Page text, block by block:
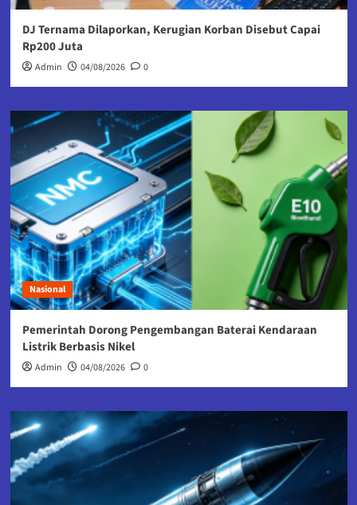
DJ Ternama Dilaporkan, Kerugian Korban Disebut Capai
Rp200 Juta
Admin 04/08/2026 0
Nasional
Pemerintah Dorong Pengembangan Baterai Kendaraan
Listrik Berbasis Nikel
Admin 04/08/2026 0